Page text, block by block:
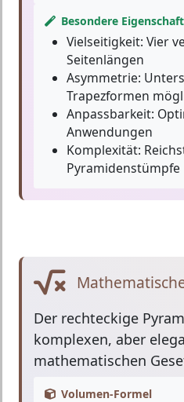
Besondere
Vielseitigkeit: Vier
Seitenlängen
Asymmetrie:
Trapezformen
Anpassbarkeit:
Anwendungen
Komplexität:
Pyramidenstümpfe
Der rechteckige
komplexen, aber
mathematischen
Volumen-Formel